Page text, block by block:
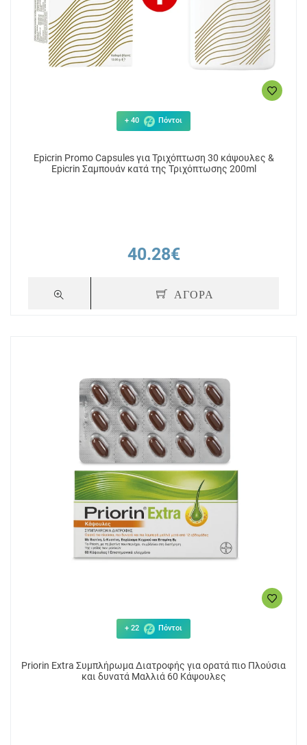
10.27€
+ 40 Πόντοι
Epicrin Promo Capsules για Τριχόπτωση 30 κάψουλες &
Epicrin Σαμπουάν κατά της Τριχόπτωσης 200ml
40.28€
ΑΓΟΡΑ
+ 22 Πόντοι
Priorin Extra Συμπλήρωμα Διατροφής για ορατά πιο Πλούσια
και δυνατά Μαλλιά 60 Κάψουλες